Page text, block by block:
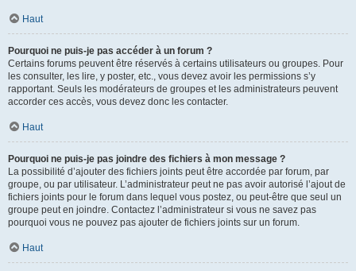
Haut
Pourquoi ne puis-je pas accéder à un forum ?
Certains forums peuvent être réservés à certains utilisateurs ou groupes. Pour
les consulter, les lire, y poster, etc., vous devez avoir les permissions s’y
rapportant. Seuls les modérateurs de groupes et les administrateurs peuvent
accorder ces accès, vous devez donc les contacter.
Haut
Pourquoi ne puis-je pas joindre des fichiers à mon message ?
La possibilité d’ajouter des fichiers joints peut être accordée par forum, par
groupe, ou par utilisateur. L’administrateur peut ne pas avoir autorisé l’ajout de
fichiers joints pour le forum dans lequel vous postez, ou peut-être que seul un
groupe peut en joindre. Contactez l’administrateur si vous ne savez pas
pourquoi vous ne pouvez pas ajouter de fichiers joints sur un forum.
Haut